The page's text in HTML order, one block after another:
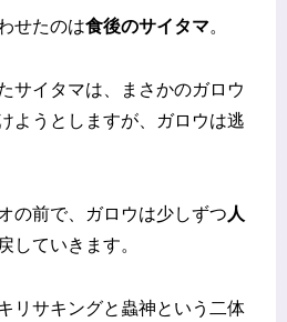
せたのは食後のサイタマ。
サイタマは、まさかのガロウ
ようとしますが、ガロウは逃
の前で、ガロウは少しずつ人
していきます。
リサキングと蟲神という二体